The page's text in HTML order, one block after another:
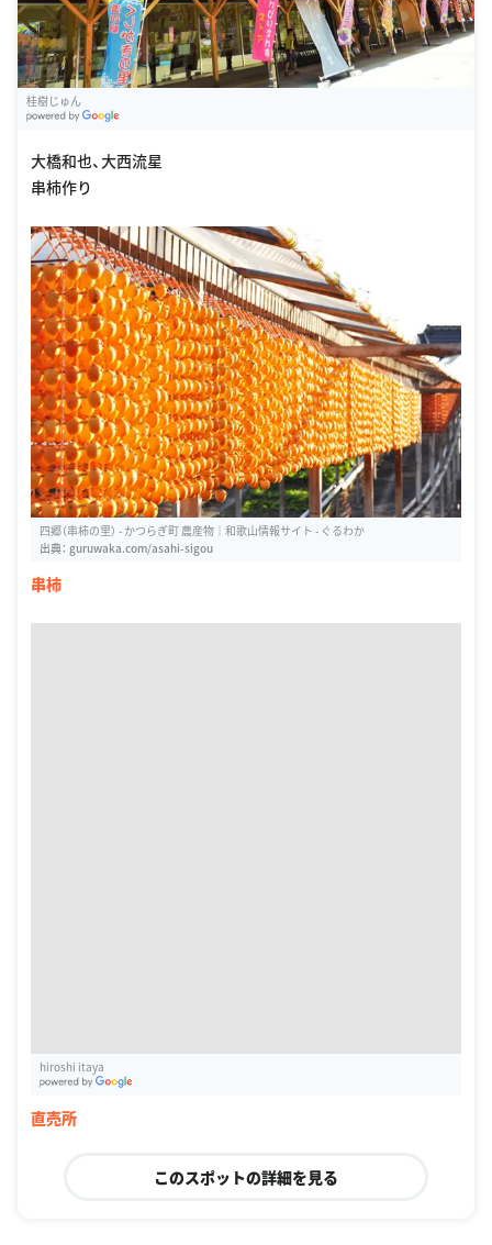
桂樹じゅん
大橋和也、大西流星
串柿作り
四郷（串柿の里） - かつらぎ町 農産物｜和歌山情報サイト - ぐるわか
出典： guruwaka.com/asahi-sigou
串柿
hiroshi itaya
直売所
このスポットの詳細を見る